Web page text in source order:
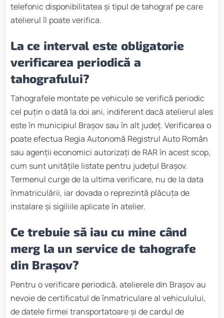
telefonic disponibilitatea și tipul de tahograf pe care
atelierul îl poate verifica.
La ce interval este obligatorie
verificarea periodică a
tahografului?
Tahografele montate pe vehicule se verifică periodic
cel puțin o dată la doi ani, indiferent dacă atelierul ales
este în municipiul Brașov sau în alt județ. Verificarea o
poate efectua Regia Autonomă Registrul Auto Român
sau agenții economici autorizați de RAR în acest scop,
cum sunt unitățile listate pentru județul Brașov.
Termenul curge de la ultima verificare, nu de la data
înmatriculării, iar dovada o reprezintă plăcuța de
instalare și sigiliile aplicate în atelier.
Ce trebuie să iau cu mine când
merg la un service de tahografe
din Brașov?
Pentru o verificare periodică, atelierele din Brașov au
nevoie de certificatul de înmatriculare al vehiculului,
de datele firmei transportatoare și de cardul de